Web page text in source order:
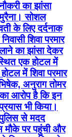
का झांसा
सोशल
के लिए दर्दनाक
शिवा परमार
का झांसा देकर
एक होटल में
में शिवा परमार
अनुराग तोमर
आरोप है कि इन
भी किया।
से मदद
मौके पर पहुंची और